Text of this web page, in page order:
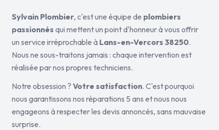
Sylvain Plombier, c'est une équipe de plombiers
passionnés qui mettent un point d'honneur à vous offrir
un service irréprochable à Lans-en-Vercors 38250.
Nous ne sous-traitons jamais : chaque intervention est
réalisée par nos propres techniciens.
Notre obsession ? Votre satisfaction. C'est pourquoi
nous garantissons nos réparations 5 ans et nous nous
engageons à respecter les devis annoncés, sans mauvaise
surprise.